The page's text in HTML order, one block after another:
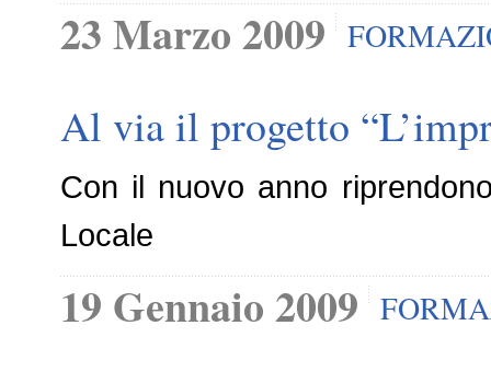
23 Marzo 2009
Al via il progetto
Con il nuovo anno
Locale
19 Gennaio 2009